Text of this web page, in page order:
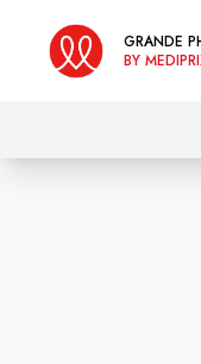
GRANDE
BY